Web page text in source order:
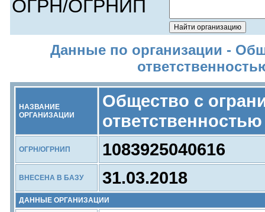
ОГРН/ОГРНИП
Данные по организации -
НАЗВАНИЕ
ОРГАНИЗАЦИИ
Общество с
ОГРН/ОГРНИП 1083925040616
ВНЕСЕНА В БАЗУ 31.03.2018
ДАННЫЕ ОРГАНИЗАЦИИ